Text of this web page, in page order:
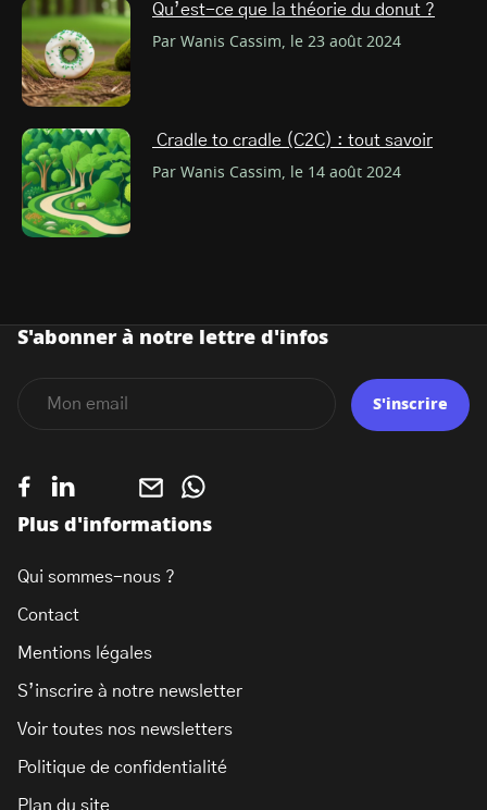
Qu’est-ce que la théorie du donut ?
Par Wanis Cassim, le 23 août 2024
Cradle to cradle (C2C) : tout savoir
Par Wanis Cassim, le 14 août 2024
Plus d'informations
Qui sommes-nous ?
Contact
Mentions légales
S’inscrire à notre newsletter
Voir toutes nos newsletters
Politique de confidentialité
Plan du site
S'abonner à notre lettre d'infos
S'inscrire